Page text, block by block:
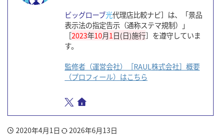
ビッグローブ光代理店比較ナビ］は、「景品
表示法の指定告示（通称ステマ規制）」
［2023年10月1日(日)施行］を遵守していま
す。
監修者（運営会社）［RAUL株式会社］概要
（プロフィール）はこちら
2020年4月1日 2026年6月13日